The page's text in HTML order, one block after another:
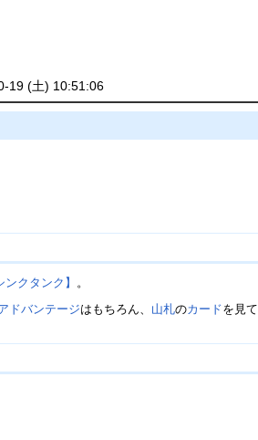
19 (土) 10:51:06
ンクタンク】 。
ドバンテージはもちろん、 山札のカードを見て